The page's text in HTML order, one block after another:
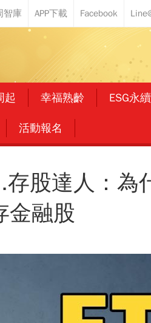
起 幸福熟齡 ESG永
活動報名
股達人：為
金融股